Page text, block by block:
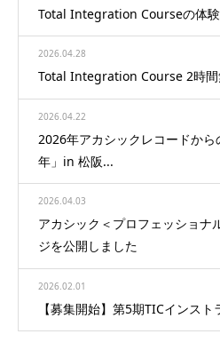
Total Integration Courseの体
2026.04.28
Total Integration Course 2時間
2026.04.22
2026年アカシックレコードか
年」in 松阪...
2026.04.03
アカシック＜プロフェッショナ
ジを公開しました
2026.02.01
【募集開始】第5期TICインスト